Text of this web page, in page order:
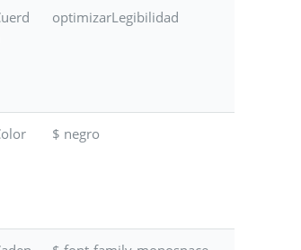
optimizarLegibilidad
$ negro